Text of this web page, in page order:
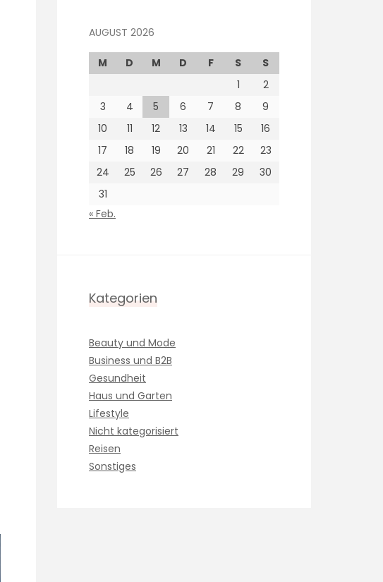
AUGUST 2026
M D M D F S
S
1
2
3
4 5 6 7 8
9
10
11 12 13 14 15
16
17
18 19 20 21 22
23
24
25 26 27 28 29
30
31
« Feb.
Kategorien
Beauty und Mode
Business und B2B
Gesundheit
Haus und Garten
Lifestyle
Nicht kategorisiert
Reisen
Sonstiges